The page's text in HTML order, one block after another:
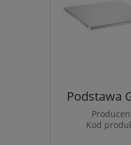
Podstawa
Kod